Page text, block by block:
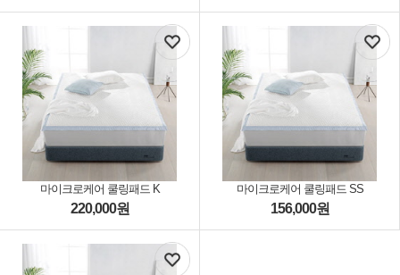
마이크로케어 쿨링패드 K
220,000원
마이크로케어 쿨링패드 SS
156,000원